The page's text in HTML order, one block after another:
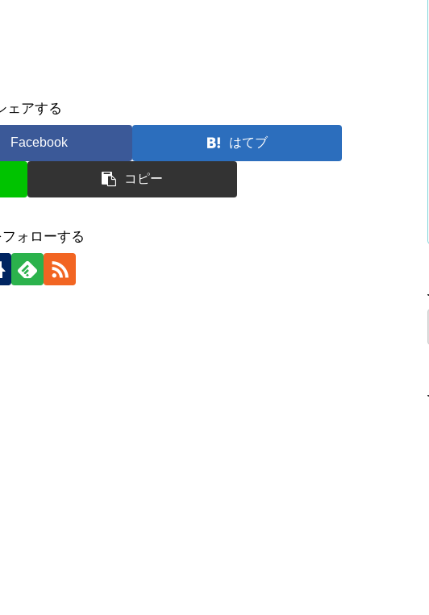
ェアする
Facebook はてブ
コピー
ォローする